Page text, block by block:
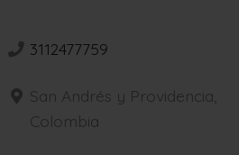
3112477759
San Andrés y Providencia,
Colombia